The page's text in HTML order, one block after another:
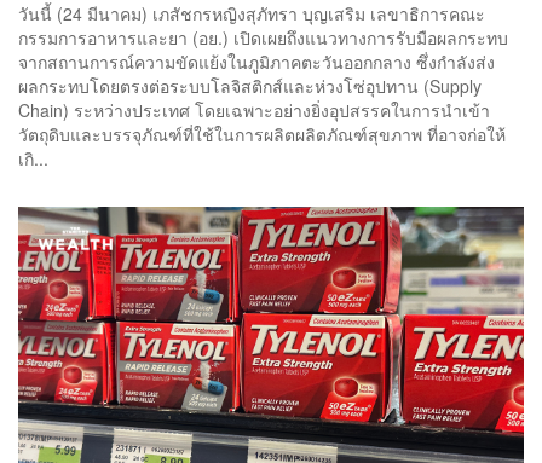
วันนี้ (24 มีนาคม) เภสัชกรหญิงสุภัทรา บุญเสริม เลขาธิการคณะ
กรรมการอาหารและยา (อย.) เปิดเผยถึงแนวทางการรับมือผลกระทบ
จากสถานการณ์ความขัดแย้งในภูมิภาคตะวันออกกลาง ซึ่งกำลังส่ง
ผลกระทบโดยตรงต่อระบบโลจิสติกส์และห่วงโซ่อุปทาน (Supply
Chain) ระหว่างประเทศ โดยเฉพาะอย่างยิ่งอุปสรรคในการนำเข้า
วัตถุดิบและบรรจุภัณฑ์ที่ใช้ในการผลิตผลิตภัณฑ์สุขภาพ ที่อาจก่อให้
เกิ...